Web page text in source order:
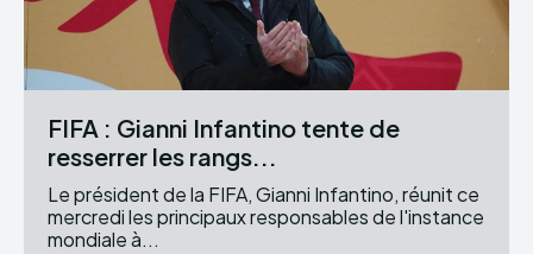
FIFA : Gianni Infantino tente de
resserrer les rangs...
Le président de la FIFA, Gianni Infantino, réunit ce
mercredi les principaux responsables de l'instance
mondiale à...